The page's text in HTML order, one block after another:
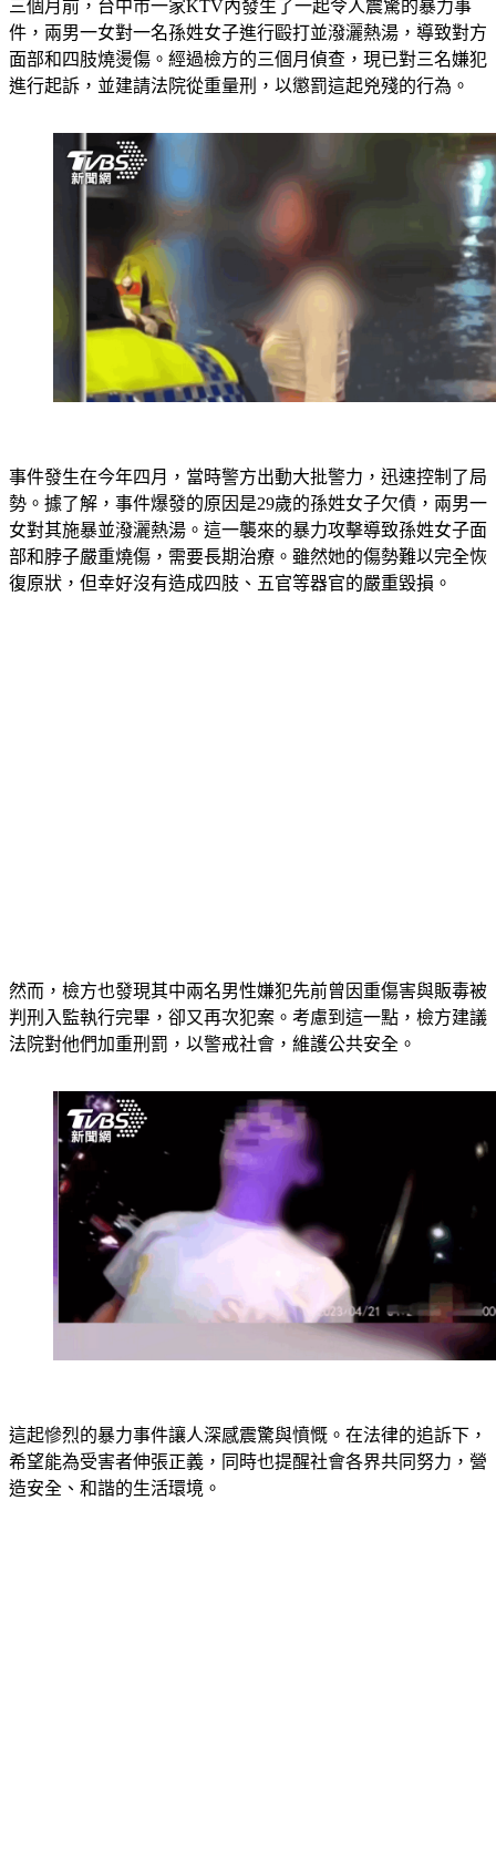
三個月前，台中市一家KTV內發生了一起令人震驚的暴力事
件，兩男一女對一名孫姓女子進行毆打並潑灑熱湯，導致對方
面部和四肢燒燙傷。經過檢方的三個月偵查，現已對三名嫌犯
事件發生在今年四月，當時警方出動大批警力，迅速控制了局
勢。據了解，事件爆發的原因是29歲的孫姓女子欠債，兩男一
女對其施暴並潑灑熱湯。這一襲來的暴力攻擊導致孫姓女子面
部和脖子嚴重燒傷，需要長期治療。雖然她的傷勢難以完全恢
然而，檢方也發現其中兩名男性嫌犯先前曾因重傷害與販毒被
判刑入監執行完畢，卻又再次犯案。考慮到這一點，檢方建議
這起慘烈的暴力事件讓人深感震驚與憤慨。在法律的追訴下，
希望能為受害者伸張正義，同時也提醒社會各界共同努力，營